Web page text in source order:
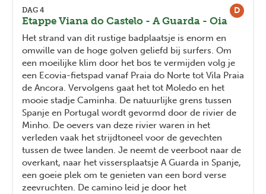
D
DAG 4
Etappe Viana do Castelo - A Guarda - Oia
Het strand van dit rustige badplaatsje is enorm en
omwille van de hoge golven geliefd bij surfers. Om
een moeilijke klim door het bos te vermijden volg je
een Ecovia-fietspad vanaf Praia do Norte tot Vila Praia
de Ancora. Vervolgens gaat het tot Moledo en het
mooie stadje Caminha. De natuurlijke grens tussen
Spanje en Portugal wordt gevormd door de rivier de
Minho. De oevers van deze rivier waren in het
verleden vaak het strijdtoneel voor de gevechten
tussen de twee landen. Je neemt de veerboot naar de
overkant, naar het vissersplaatsje A Guarda in Spanje,
een goeie plek om te genieten van een bord verse
zeevruchten. De camino leid je door het